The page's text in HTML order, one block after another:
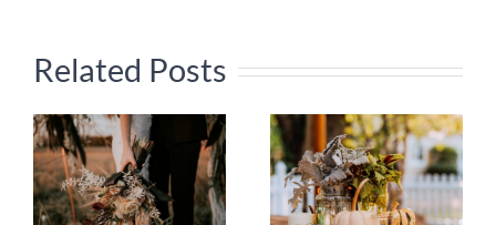
Related Posts